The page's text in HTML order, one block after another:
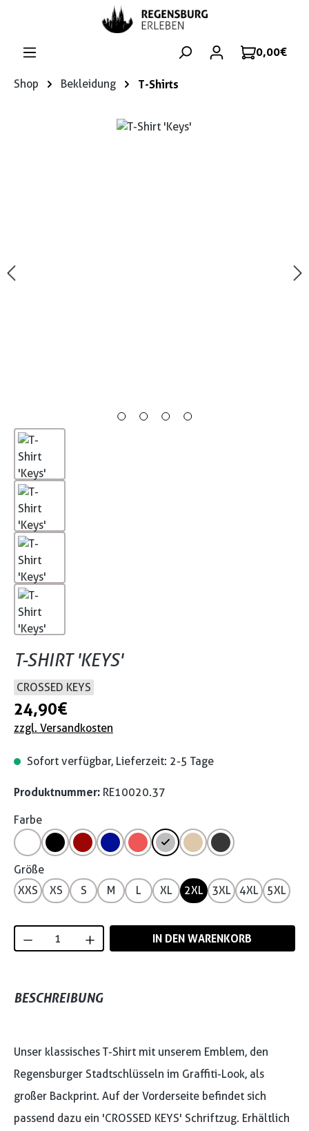
Zum Hauptinhalt springen
0,00 €
Shop Bekleidung T-Shirts
Bildergalerie überspringen
T-SHIRT 'KEYS'
CROSSED KEYS
24,90 €
zzgl. Versandkosten
Sofort verfügbar, Lieferzeit: 2-5 Tage
Produktnummer: RE10020.37
Farbe
Größe
XXS
XS S M L XL 2XL 3XL 4XL 5XL
Produkt Anzahl: Gib den gewünschten
IN DEN WARENKORB
BESCHREIBUNG
Unser klassisches T-Shirt mit unserem Emblem, den
Regensburger Stadtschlüsseln im Graffiti-Look, als
großer Backprint. Auf der Vorderseite befindet sich
passend dazu ein 'CROSSED KEYS' Schriftzug. Erhältlich